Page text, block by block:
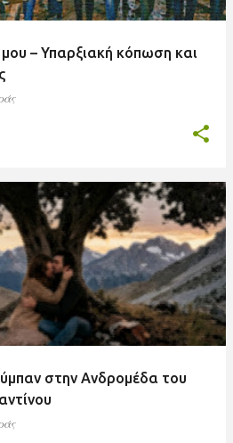
– Υπαρξιακή κόπωση και
στην Ανδρομέδα του